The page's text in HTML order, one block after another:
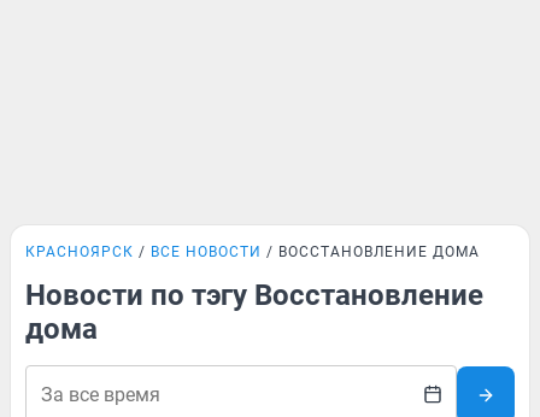
КРАСНОЯРСК ВСЕ НОВОСТИ ВОССТАНОВЛЕНИЕ ДОМА
Новости по тэгу Восстановление
дома